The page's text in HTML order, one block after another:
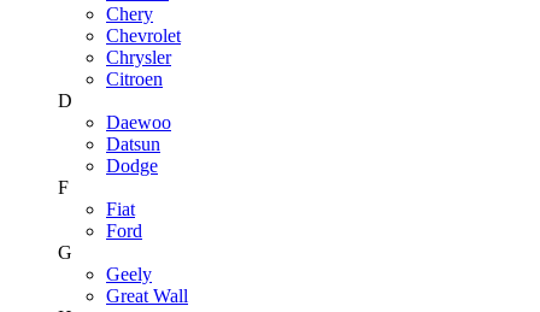
Chery
Chevrolet
Chrysler
Citroen
D
Daewoo
Datsun
Dodge
F
Fiat
Ford
G
Geely
Great Wall